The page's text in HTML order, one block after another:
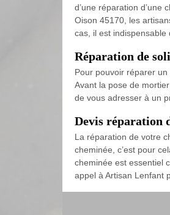
d’une réparation
Oison 45170, les
cas, il est indispensable
Réparation de
Pour pouvoir réparer
Avant la pose de
de vous adresser à un
Devis réparation
La réparation de votre
cheminée, c’est pour
cheminée est essentiel
appel à Artisan Lenfant